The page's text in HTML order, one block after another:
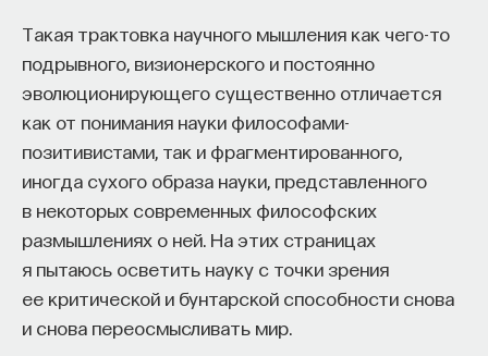
Такая трактовка научного мышления как чего-то
подрывного, визионерского и постоянно
эволюционирующего существенно отличается
как от понимания науки философами-
позитивистами, так и фрагментированного,
иногда сухого образа науки, представленного
в некоторых современных философских
размышлениях о ней. На этих страницах
я пытаюсь осветить науку с точки зрения
ее критической и бунтарской способности снова
и снова переосмысливать мир.
старшие товарищи не советовали этим далее
заниматься. В этом плане любопытно, что вообще
термин «перлюстрация» отсутствует
в Советской исторической энциклопедии и даже
в более поздней восьмитомной Советской
военной энциклопедии, поэтому мне в каком-то
смысле повезло, что тема была изучена весьма
отрывочно. И хотя в 1990–2000-е годы появилось
большое количество публикаций, но они или
обращались к отдельным периодам, как,
например, достойные работы саратовского